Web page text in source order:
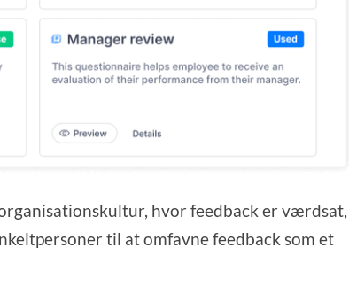
hvor feedback er værdsat,
til at omfavne feedback som et